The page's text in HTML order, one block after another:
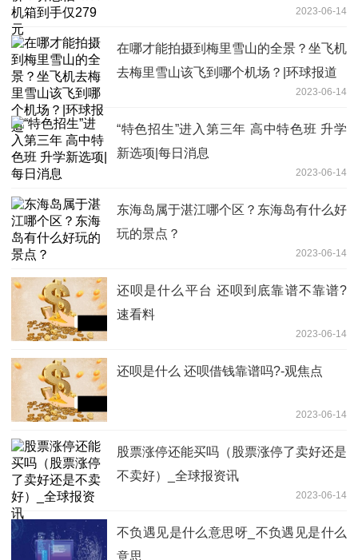
2023-06-14
在哪才能拍摄到梅里雪山的全景？坐飞机
去梅里雪山该飞到哪个机场？|环球报道
2023-06-14
“特色招生”进入第三年 高中特色班 升学
新选项|每日消息
2023-06-14
东海岛属于湛江哪个区？东海岛有什么好
玩的景点？
2023-06-14
还呗是什么平台 还呗到底靠谱不靠谱?
速看料
2023-06-14
还呗是什么 还呗借钱靠谱吗?-观焦点
2023-06-14
股票涨停还能买吗（股票涨停了卖好还是
不卖好）_全球报资讯
2023-06-14
不负遇见是什么意思呀_不负遇见是什么
意思